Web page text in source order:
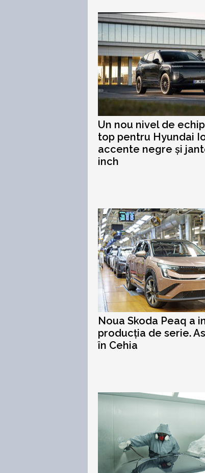
Un nou nivel de
top pentru Hyundai
accente negre și
inch
Noua Skoda Peaq a
producția de serie.
în Cehia